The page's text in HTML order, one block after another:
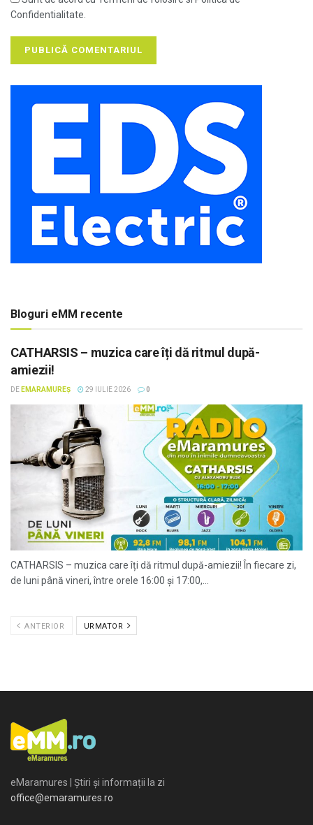
Confidentialitate.
Bloguri eMM recente
CATHARSIS – muzica care îți dă ritmul după-
amiezii!
DE EMARAMUREȘ 29 IULIE 2026 0
CATHARSIS – muzica care îți dă ritmul după-amiezii! În fiecare zi,
de luni până vineri, între orele 16:00 și 17:00,...
ANTERIOR URMATOR
eMaramures | Știri și informații la zi
office@emaramures.ro